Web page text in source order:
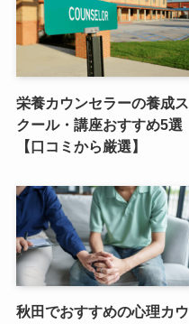
栄養カウンセラーの養成ス
クール・講座おすすめ5選
【口コミから厳選】
秋田でおすすめの心理カウ